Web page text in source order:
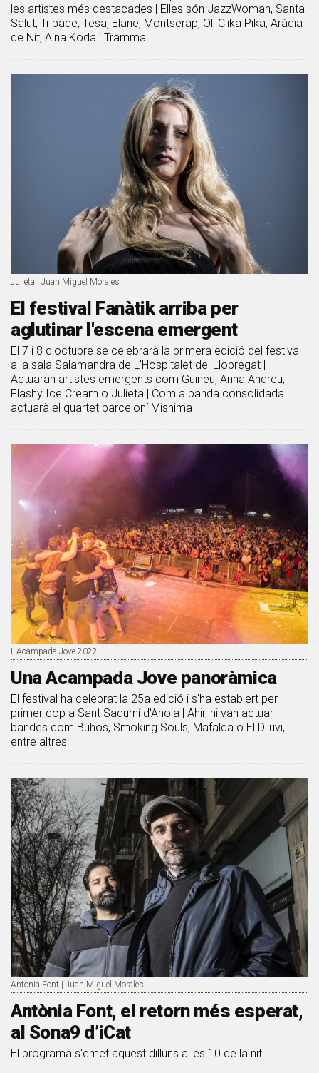
les artistes més destacades | Elles són JazzWoman, Santa
Salut, Tribade, Tesa, Elane, Montserap, Oli Clika Pika, Aràdia
de Nit, Aina Koda i Tramma
Julieta | Juan Miguel Morales
El festival Fanàtik arriba per
aglutinar l'escena emergent
El 7 i 8 d'octubre se celebrarà la primera edició del festival
a la sala Salamandra de L'Hospitalet del Llobregat |
Actuaran artistes emergents com Guineu, Anna Andreu,
Flashy Ice Cream o Julieta | Com a banda consolidada
actuarà el quartet barceloní Mishima
L'Acampada Jove 2022
Una Acampada Jove panoràmica
El festival ha celebrat la 25a edició i s'ha establert per
primer cop a Sant Sadurní d'Anoia | Ahir, hi van actuar
bandes com Buhos, Smoking Souls, Mafalda o El Diluvi,
entre altres
Antònia Font | Juan Miguel Morales
Antònia Font, el retorn més esperat,
al Sona9 d’iCat
El programa s'emet aquest dilluns a les 10 de la nit